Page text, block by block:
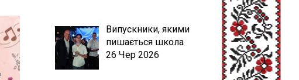
Випускники, якими
пишається школа
26 Чер 2026